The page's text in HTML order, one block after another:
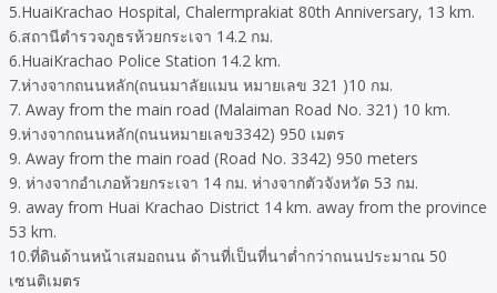
5.HuaiKrachao Hospital, Chalermprakiat 80th Anniversary, 13 km.
6.สถานีตำรวจภูธรห้วยกระเจา 14.2 กม.
6.HuaiKrachao Police Station 14.2 km.
7.ห่างจากถนนหลัก(ถนนมาลัยแมน หมายเลข 321 )10 กม.
7. Away from the main road (Malaiman Road No. 321) 10 km.
9.ห่างจากถนนหลัก(ถนนหมายเลข3342) 950 เมตร
9. Away from the main road (Road No. 3342) 950 meters
9. ห่างจากอำเภอห้วยกระเจา 14 กม. ห่างจากตัวจังหวัด 53 กม.
9. away from Huai Krachao District 14 km. away from the province
53 km.
10.ที่ดินด้านหน้าเสมอถนน ด้านที่เป็นที่นาต่ำกว่าถนนประมาณ 50
เซนติเมตร